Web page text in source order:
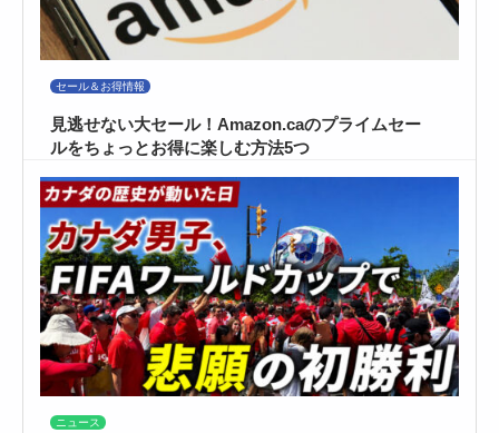
セール＆お得情報
見逃せない大セール！Amazon.caのプライムセー
ルをちょっとお得に楽しむ方法5つ
ニュース